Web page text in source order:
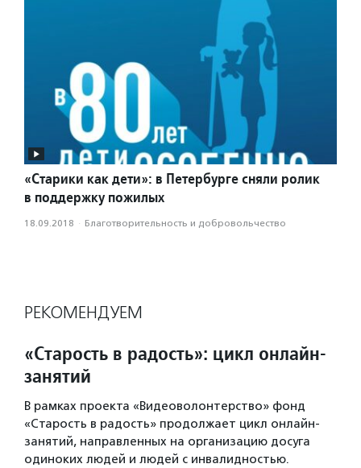
«Старики как дети»: в Петербурге сняли ролик
в поддержку пожилых
18.09.2018 · Благотвори­тель­ность и доброволь­чест­во
РЕКОМЕНДУЕМ
«Старость в радость»: цикл онлайн-
занятий
В рамках проекта «Видеоволонтерство» фонд
«Старость в радость» продолжает цикл онлайн-
занятий, направленных на организацию досуга
одиноких людей и людей с инвалидностью.